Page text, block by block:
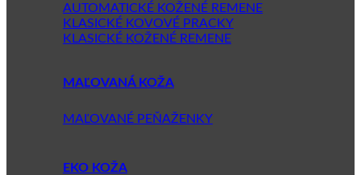
AUTOMATICKÉ KOŽENÉ REMENE
KLASICKÉ KOVOVÉ PRACKY
KLASICKÉ KOŽENÉ REMENE
MAĽOVANÁ KOŽA
MAĽOVANÉ PEŇAŽENKY
EKO KOŽA